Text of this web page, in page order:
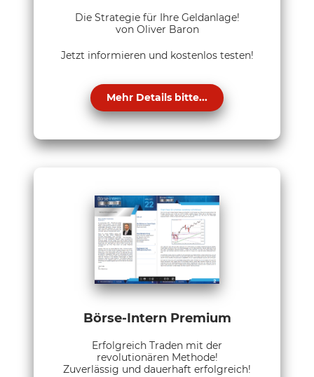
Die Strategie für Ihre Geldanlage!
von Oliver Baron
Jetzt informieren und kostenlos testen!
Mehr Details bitte...
Börse-Intern Premium
Erfolgreich Traden mit der
revolutionären Methode!
Zuverlässig und dauerhaft erfolgreich!